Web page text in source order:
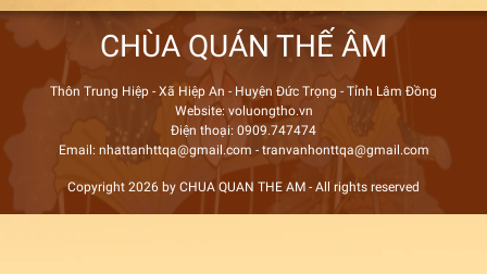
CHÙA QUÁN THẾ ÂM
Thôn Trung Hiệp - Xã Hiệp An - Huyện Đức Trọng - Tỉnh Lâm Đồng
Website: voluongtho.vn
Điện thoại: 0909.747474
Email: nhattanhttqa@gmail.com - tranvanhonttqa@gmail.com
Copyright 2026 by CHUA QUAN THE AM - All rights reserved